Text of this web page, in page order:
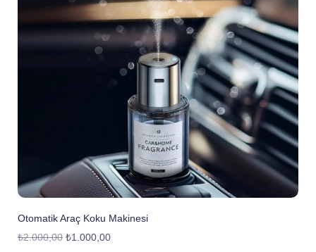
Otomatik Araç Koku Makinesi
₺2.000,00 ₺1.000,00